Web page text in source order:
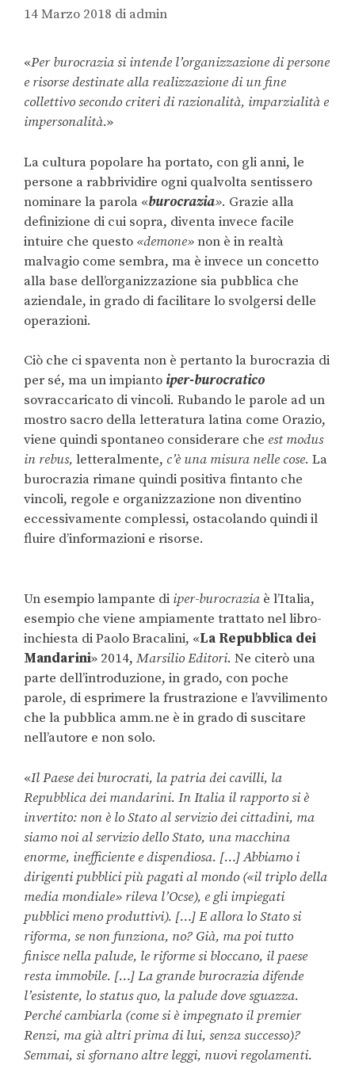
14 Marzo 2018 di admin
«Per burocrazia si intende l’organizzazione di persone
e risorse destinate alla realizzazione di un fine
collettivo secondo criteri di razionalità, imparzialità e
impersonalità.»
La cultura popolare ha portato, con gli anni, le
persone a rabbrividire ogni qualvolta sentissero
nominare la parola «burocrazia». Grazie alla
definizione di cui sopra, diventa invece facile
intuire che questo «demone»non è in realtà
malvagio come sembra, ma è invece un concetto
alla base dell’organizzazione sia pubblica che
aziendale, in grado di facilitare lo svolgersi delle
operazioni.
Ciò che ci spaventa non è pertanto la burocrazia di
per sé, ma un impianto iper-burocratico
sovraccaricato di vincoli. Rubando le parole ad un
mostro sacro della letteratura latina come Orazio,
viene quindi spontaneo considerare che est modus
in rebus, letteralmente, c’è una misura nelle cose. La
burocrazia rimane quindi positiva fintanto che
vincoli, regole e organizzazione non diventino
eccessivamente complessi, ostacolando quindi il
fluire d’informazioni e risorse.
Un esempio lampante di iper-burocrazia è l’Italia,
esempio che viene ampiamente trattato nel libro-
inchiesta di Paolo Bracalini, «La Repubblica dei
Mandarini» 2014, Marsilio Editori. Ne citerò una
parte dell’introduzione, in grado, con poche
parole, di esprimere la frustrazione e l’avvilimento
che la pubblica amm.ne è in grado di suscitare
nell’autore e non solo.
«Il Paese dei burocrati, la patria dei cavilli, la
Repubblica dei mandarini. In Italia il rapporto si è
invertito: non è lo Stato al servizio dei cittadini, ma
siamo noi al servizio dello Stato, una macchina
enorme, inefficiente e dispendiosa. […] Abbiamo i
dirigenti pubblici più pagati al mondo («il triplo della
media mondiale» rileva l’Ocse), e gli impiegati
pubblici meno produttivi). […] E allora lo Stato si
riforma, se non funziona, no? Già, ma poi tutto
finisce nella palude, le riforme si bloccano, il paese
resta immobile. […] La grande burocrazia difende
l’esistente, lo status quo, la palude dove sguazza.
Perché cambiarla (come si è impegnato il premier
Renzi, ma già altri prima di lui, senza successo)?
Semmai, si sfornano altre leggi, nuovi regolamenti.